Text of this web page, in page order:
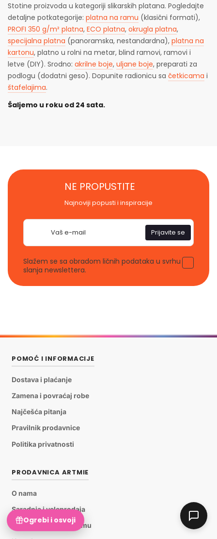
Stotine proizvoda u kategoriji slikarskih platana. Pogledajte
detaljne potkategorije: platna na ramu (klasični formati),
PROFI 350 g/m² platna, ECO platna, okrugla platna,
specijalna platna (panoramska, nestandardna), platna na
kartonu, platno u rolni na metar, blind ramovi, ramovi i
letve (DIY). Srodno: akrilne boje, uljane boje, preparati za
podlogu (dodatni geso). Dopunite radionicu sa četkicama i
štafelajima.
Šaljemo u roku od 24 sata.
NE PROPUSTITE
Najnoviji popusti i inspiracije
Prijavite se
Slažem se sa obradom ličnih podataka u svrhu
slanja newslettera.
POMOĆ I INFORMACIJE
Dostava i plaćanje
Zamena i povraćaj robe
Najčešća pitanja
Pravilnik prodavnice
Politika privatnosti
PRODAVNICA ARTMIE
O nama
Saradnja i veleprodaja
Pridruži se ARTMiE timu
Ogrebi i osvoji